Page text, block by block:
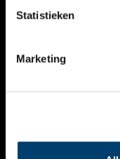
Statistieken
Marketing
THEMA’S
VIDEO’S
CONTACT